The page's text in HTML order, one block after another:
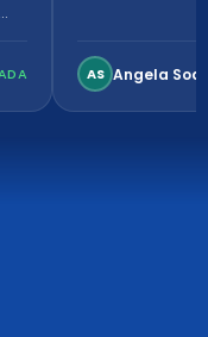
AS Angela